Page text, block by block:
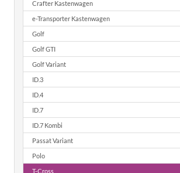
Crafter Kastenwagen
e-Transporter Kastenwagen
Golf
Golf GTI
Golf Variant
ID.3
ID.4
ID.7
ID.7 Kombi
Passat Variant
Polo
T-Cross